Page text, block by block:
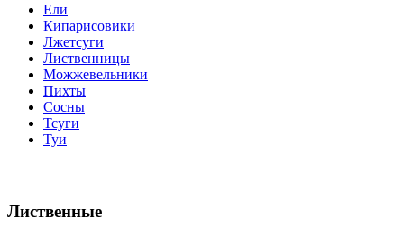
Ели
Кипарисовики
Лжетсуги
Лиственницы
Можжевельники
Пихты
Сосны
Тсуги
Туи
Лиственные